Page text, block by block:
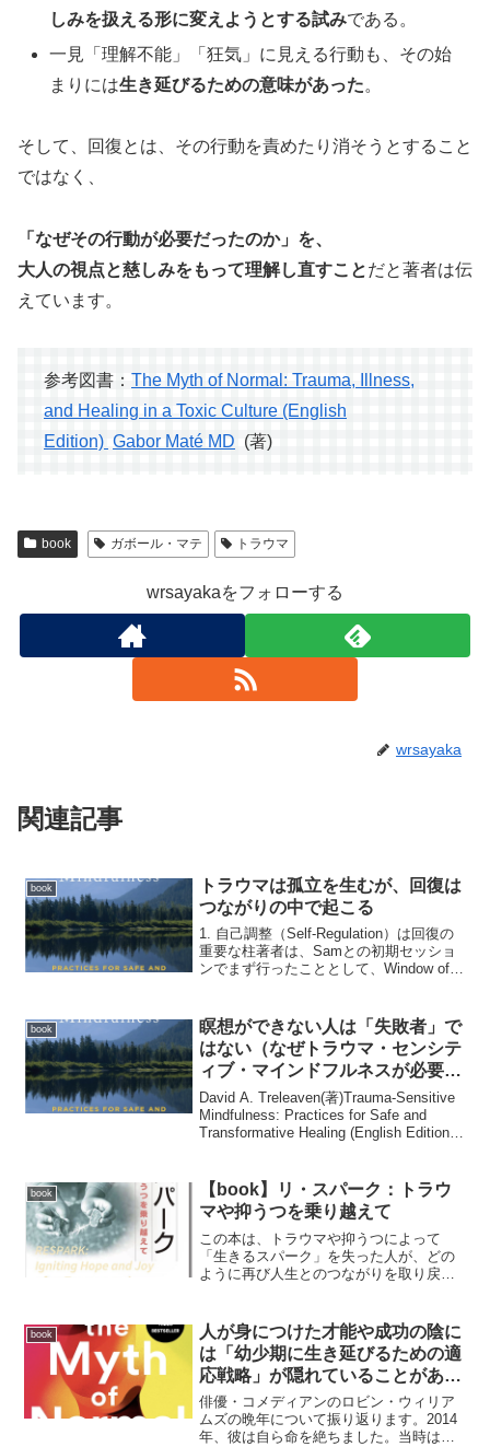
しみを扱える形に変えようとする試みである。
一見「理解不能」「狂気」に見える行動も、その始
まりには生き延びるための意味があった。
そして、回復とは、その行動を責めたり消そうとすること
ではなく、
「なぜその行動が必要だったのか」を、
大人の視点と慈しみをもって理解し直すことだと著者は伝
えています。
参考図書： The Myth of Normal: Trauma, Illness,
and Healing in a Toxic Culture (English
Edition) Gabor Maté MD (著)
book ガボール・マテ トラウマ
wrsayakaをフォローする
wrsayaka
関連記事
book
トラウマは孤立を生むが、回復は
つながりの中で起こる
1. 自己調整（Self-Regulation）は回復の
重要な柱著者は、Samとの初期セッショ
ンでまず行ったこととして、Window of
を学ぶことを挙げて...
book
瞑想ができない人は「失敗者」で
はない（なぜトラウマ・センシテ
ィブ・マインドフルネスが必要な
のか？）
David A. Treleaven(著)Trauma-Sensitive
Mindfulness: Practices for Safe and
Transformative Healing (English Edition)
book
【book】リ・スパーク：トラウ
マや抑うつを乗り越えて
この本は、トラウマや抑うつによって
「生きるスパーク」を失った人が、どの
ように再び人生とのつながりを取り戻し
ている生命力や好奇心、喜びを「スパー
ク（火花）」と呼びます。ト...
book
人が身につけた才能や成功の陰に
は「幼少期に生き延びるための適
応戦略」が隠れていることがあ
る。
俳優・コメディアンのロビン・ウィリア
ムズの晩年について振り返ります。2014
年、彼は自ら命を絶ちました。当時は周